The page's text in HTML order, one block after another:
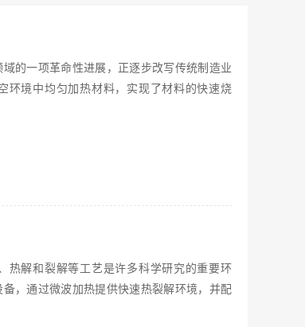
的一项革命性进展，正逐步改写传统制造业
环境中均匀加热材料，实现了材料的快速烧
热解和裂解等工艺是许多科学研究的重要环
，通过微波加热提供快速热裂解环境，并配